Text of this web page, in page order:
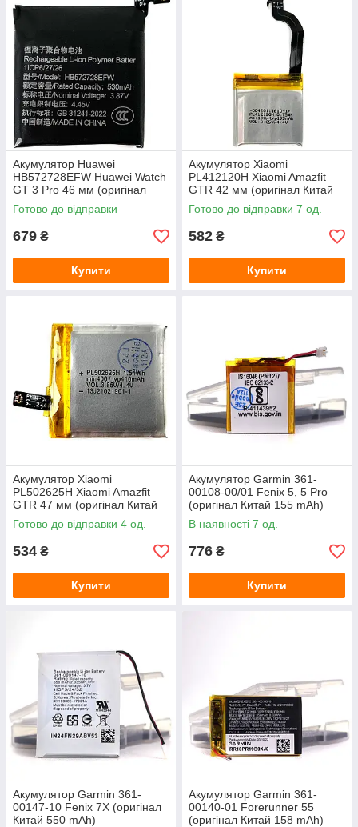
Акумулятор Huawei
HB572728EFW Huawei Watch
GT 3 Pro 46 мм (оригінал
Китай 530 mAh)
Готово до відправки
679 ₴
Купити
Акумулятор Xiaomi
PL412120H Xiaomi Amazfit
GTR 42 мм (оригінал Китай
195 mAh)
Готово до відправки 7 од.
582 ₴
Купити
Акумулятор Xiaomi
PL502625H Xiaomi Amazfit
GTR 47 мм (оригінал Китай
410 mAh)
Готово до відправки 4 од.
534 ₴
Купити
Акумулятор Garmin 361-
00108-00/01 Fenix 5, 5 Pro
(оригінал Китай 155 mAh)
В наявності 7 од.
776 ₴
Купити
Акумулятор Garmin 361-
00147-10 Fenix 7X (оригінал
Китай 550 mAh)
Акумулятор Garmin 361-
00140-01 Forerunner 55
(оригінал Китай 158 mAh)